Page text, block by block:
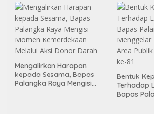
Mengalirkan Harapan
kepada Sesama, Bapas
Palangka Raya Mengisi
Bentuk
Terhadap
Bapas